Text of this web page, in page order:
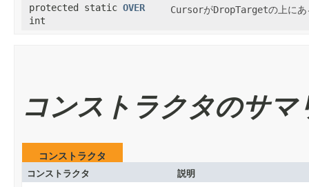
protected static
int
OVER CursorがDropTargetの上に
コンストラクタのサマ
コンストラクタ
コンストラクタ 説明